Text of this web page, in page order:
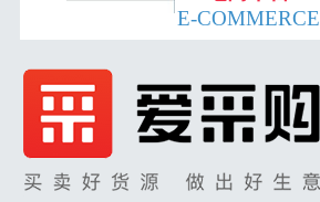
E-COMMERCE